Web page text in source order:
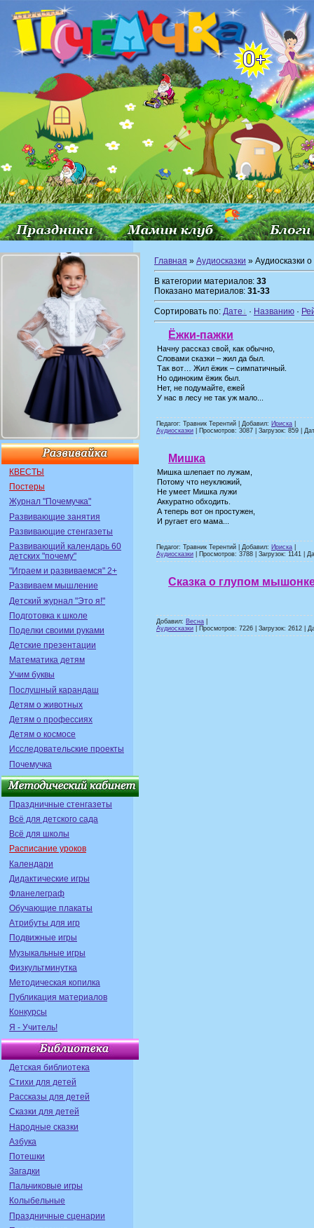
КВЕСТЫ
Постеры
Журнал "Почемучка"
Развивающие занятия
Развивающие стенгазеты
Развивающий календарь 60
детских "почему"
"Играем и развиваемся" 2+
Развиваем мышление
Детский журнал "Это я!"
Подготовка к школе
Поделки своими руками
Детские презентации
Математика детям
Учим буквы
Послушный карандаш
Детям о животных
Детям о профессиях
Детям о космосе
Исследовательские проекты
Почемучка
Праздничные стенгазеты
Всё для детского сада
Всё для школы
Расписание уроков
Календари
Дидактические игры
Фланелеграф
Обучающие плакаты
Атрибуты для игр
Подвижные игры
Музыкальные игры
Физкультминутка
Методическая копилка
Публикация материалов
Конкурсы
Я - Учитель!
Детская библиотека
Стихи для детей
Рассказы для детей
Сказки для детей
Народные сказки
Азбука
Потешки
Загадки
Пальчиковые игры
Колыбельные
Праздничные сценарии
Главная » Аудиосказки » Аудиосказки
В категории материалов: 33
Показано материалов: 31-33
Сортировать по: Дате · Названию ·
Ёжки-пажки
Начну рассказ свой, как обычно,
Словами сказки – жил да был.
Так вот… Жил ёжик – симпатичный.
Но одиноким ёжик был.
Нет, не подумайте, ежей
У нас в лесу не так уж мало...
Педагог: Травник Терентий | Добавил: Ириска
Аудиосказки | Просмотров: 3087 | Загрузок: 859 |
Мишка
Мишка шлепает по лужам,
Потому что неуклюжий,
Не умеет Мишка лужи
Аккуратно обходить.
А теперь вот он простужен,
И ругает его мама...
Педагог: Травник Терентий | Добавил: Ириска
Аудиосказки | Просмотров: 3788 | Загрузок: 1141 |
Сказка о глупом
Добавил: Весна
Аудиосказки | Просмотров: 7226 | Загрузок: 2612 |